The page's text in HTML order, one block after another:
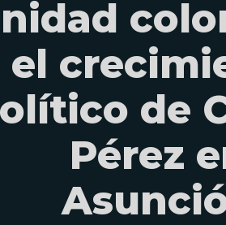
el
de
Pérez